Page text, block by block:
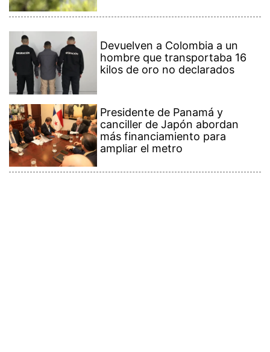
Devuelven a Colombia a un
hombre que transportaba 16
kilos de oro no declarados
Presidente de Panamá y
canciller de Japón abordan
más financiamiento para
ampliar el metro